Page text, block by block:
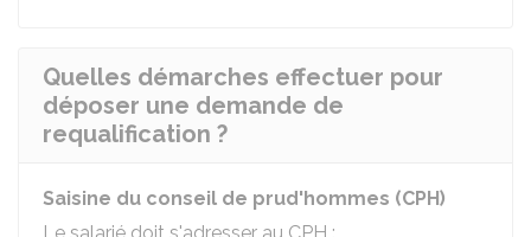
Quelles démarches effectuer pour
déposer une demande de
requalification ?
Saisine du conseil de prud'hommes (CPH)